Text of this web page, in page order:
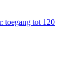
toegang tot 120